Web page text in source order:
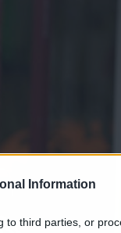
Information
to third parties, or